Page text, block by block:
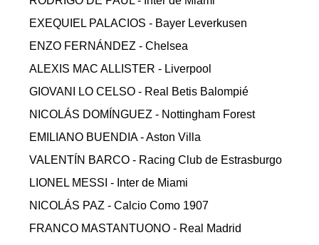
EXEQUIEL PALACIOS - Bayer Leverkusen
ENZO FERNÁNDEZ - Chelsea
ALEXIS MAC ALLISTER - Liverpool
GIOVANI LO CELSO - Real Betis Balompié
NICOLÁS DOMÍNGUEZ - Nottingham Forest
EMILIANO BUENDIA - Aston Villa
VALENTÍN BARCO - Racing Club de Estrasburgo
LIONEL MESSI - Inter de Miami
NICOLÁS PAZ - Calcio Como 1907
FRANCO MASTANTUONO - Real Madrid